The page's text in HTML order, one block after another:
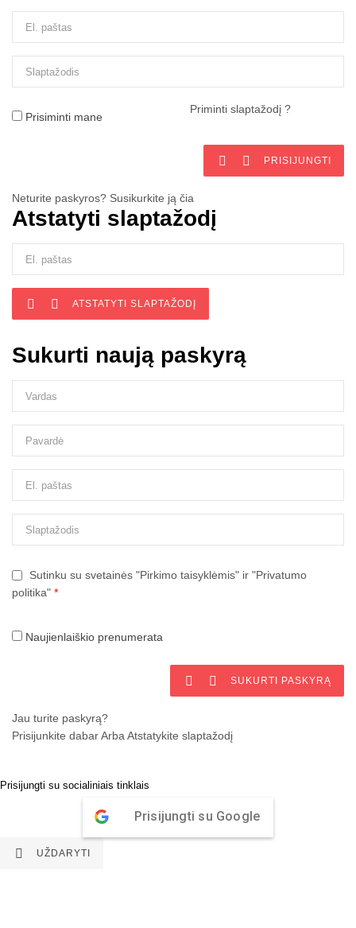
Prisiminti mane
Priminti slaptažodį ?
  PRISIJUNGTI
Neturite paskyros? Susikurkite ją čia
Atstatyti slaptažodį
  ATSTATYTI SLAPTAŽODĮ
Sukurti naują paskyrą
Sutinku su svetainės "Pirkimo taisyklėmis" ir "Privatumo
politika" *
Naujienlaiškio prenumerata
  SUKURTI PASKYRĄ
Jau turite paskyrą?
Prisijunkite dabarArbaAtstatykite slaptažodį
Prisijungti su socialiniais tinklais
Prisijungti su Google
 UŽDARYTI